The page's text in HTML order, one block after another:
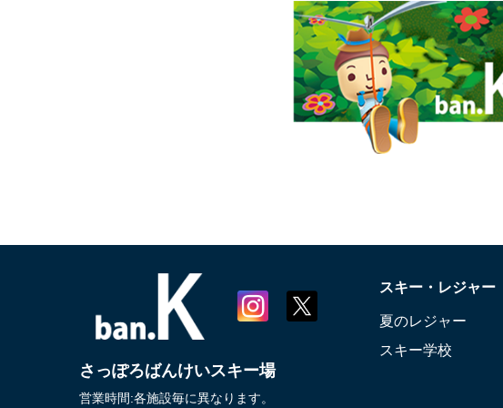
さっぽろばんけいスキー場
営業時間:各施設毎に異なります。
スキー・レジャー
夏のレジャー
スキー学校